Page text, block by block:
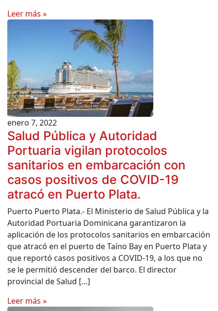
Leer más »
enero 7, 2022
Salud Pública y Autoridad
Portuaria vigilan protocolos
sanitarios en embarcación con
casos positivos de COVID-19
atracó en Puerto Plata.
Puerto Puerto Plata.- El Ministerio de Salud Pública y la
Autoridad Portuaria Dominicana garantizaron la
aplicación de los protocolos sanitarios en embarcación
que atracó en el puerto de Taíno Bay en Puerto Plata y
que reportó casos positivos a COVID-19, a los que no
se le permitió descender del barco. El director
provincial de Salud […]
Leer más »